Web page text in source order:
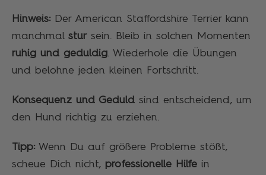
Hinweis: Der American Staffordshire Terrier kann
manchmalstur sein. Bleib in solchen Momenten
ruhig und geduldig. Wiederhole die Übungen
und belohne jeden kleinen Fortschritt.
Konsequenz und Geduld sind entscheidend, um
den Hund richtig zu erziehen.
Tipp: Wenn Du auf größere Probleme stößt,
scheue Dich nicht, professionelle Hilfe in